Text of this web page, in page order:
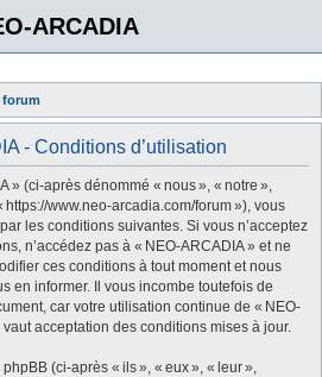
ARCADIA
forum
- Conditions d’utilisation
» (ci-après dénommé « nous », « notre »,
https://www.neo-arcadia.com/forum »), vous
les conditions suivantes. Si vous n’acceptez
n’accédez pas à « NEO-ARCADIA » et ne
ces conditions à tout moment et nous
en informer. Il vous incombe toutefois de
car votre utilisation continue de « NEO-
acceptation des conditions mises à jour.
(ci-après « ils », « eux », « leur »,